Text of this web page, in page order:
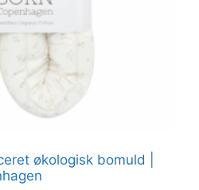
økologisk bomuld |